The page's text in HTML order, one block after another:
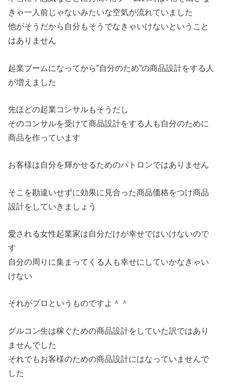
きゃ一人前じゃないみたいな空気が流れていました
他がそうだから自分もそうでなきゃいけないということ
はありません
起業ブームになってから”自分のため”の商品設計をする人
が増えました
先ほどの起業コンサルもそうだし
そのコンサルを受けて商品設計をする人も自分のために
商品を作っています
お客様は自分を輝かせるためのパトロンではありません
そこを勘違いせずに効果に見合った商品価格をつけ商品
設計をしていきましょう
愛される女性起業家は自分だけが幸せではいけないので
す
自分の周りに集まってくる人も幸せにしていかなきゃい
けない
それがプロというものですよ＾＾
グルコン生は稼ぐための商品設計をしていた訳ではあり
ませんでした
それでもお客様のための商品設計にはなっていませんで
した